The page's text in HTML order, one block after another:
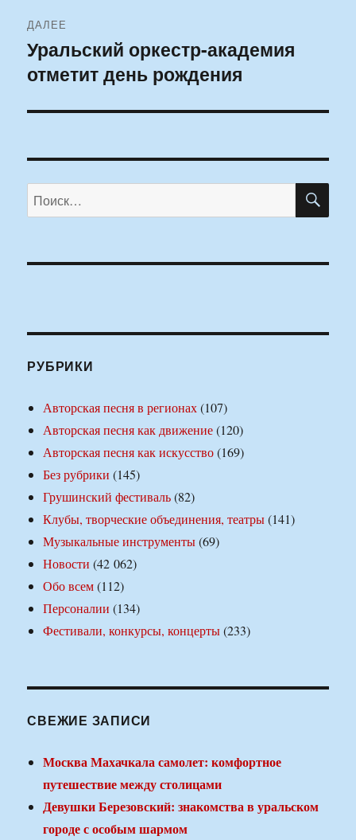
ДАЛЕЕ
Следующая
запись:
Уральский оркестр-академия
отметит день рождения
Искать:
РУБРИКИ
Авторская песня в регионах(107)
Авторская песня как движение(120)
Авторская песня как искусство(169)
Без рубрики (145)
Грушинский фестиваль(82)
Клубы, творческие объединения, театры(141)
Музыкальные инструменты(69)
Новости (42 062)
Обо всем(112)
Персоналии (134)
Фестивали, конкурсы, концерты(233)
СВЕЖИЕ ЗАПИСИ
Москва Махачкала самолет: комфортное
путешествие между столицами
Девушки Березовский: знакомства в уральском
городе с особым шармом